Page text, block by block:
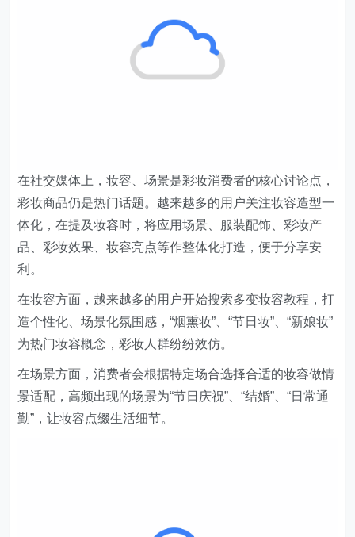
在社交媒体上，妆容、场景是彩妆消费者的核心讨论点，
彩妆商品仍是热门话题。越来越多的用户关注妆容造型一
体化，在提及妆容时，将应用场景、服装配饰、彩妆产
品、彩妆效果、妆容亮点等作整体化打造，便于分享安
利。
在妆容方面，越来越多的用户开始搜索多变妆容教程，打
造个性化、场景化氛围感，“烟熏妆”、“节日妆”、“新娘妆”
为热门妆容概念，彩妆人群纷纷效仿。
在场景方面，消费者会根据特定场合选择合适的妆容做情
景适配，高频出现的场景为“节日庆祝”、“结婚”、“日常通
勤”，让妆容点缀生活细节。